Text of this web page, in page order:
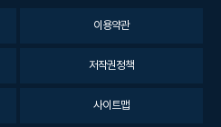
이용약관
저작권정책
사이트맵